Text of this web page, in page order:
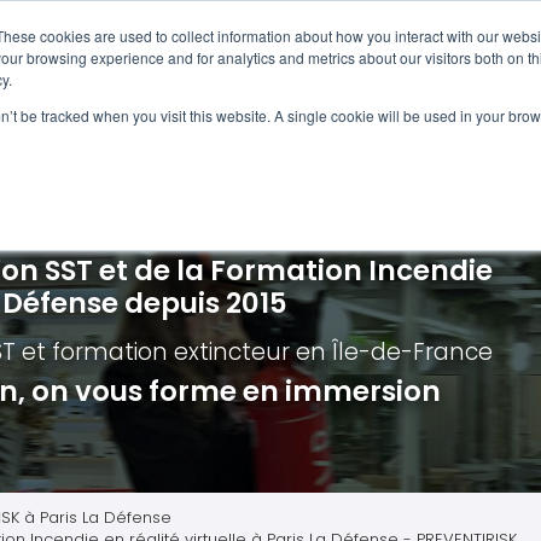
cookies are used to collect information about how you interact with our
browsing experience and for analytics and metrics about our visitors both on
be tracked when you visit this website. A single cookie will be used in your
incendie - Guide et Serre file
de première intervention
Extincteurs
en réalité augmentée
Évacuation établissements de
Évacuation secteur tertiaire
Évacuation secteur industriel
SST et de la Formation Incendie
depuis 2015
et formation extincteuren Île-de-France
on vous forme en immersion
à Paris La Défense